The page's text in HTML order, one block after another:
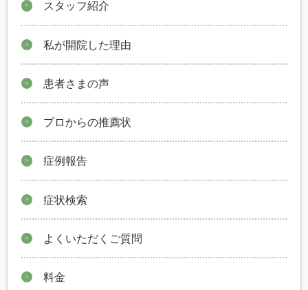
スタッフ紹介
私が開院した理由
患者さまの声
プロからの推薦状
症例報告
症状検索
よくいただくご質問
料金